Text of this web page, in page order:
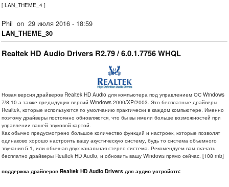
[ LAN_THEME_4 ]
Phil on 29 июля 2016 - 18:59
LAN_THEME_30
Realtek HD Audio Drivers R2.79 / 6.0.1.7756 WHQL
Новая версия драйверов Realtek HD Audio для компьютера под управлением ОС Windows
7/8,10 а также предыдущих версий Windows 2000/XP/2003. Это бесплатные драйверы
Realtek, которые используются по умолчанию практически в каждом компьютере. Именно
поэтому драйверы постоянно обновляются, что бы вы имели больше возможностей при
управлении вашей звуковой картой.
Как обычно предусмотрено большое количество функций и настроек, которые позволят
одинаково хорошо настроить вашу акустическую систему, будь то система объемного
звучания 5.1, или обычная двух канальная стерео система. Рекомендуем вам скачать
бесплатно драйверы Realtek HD Audio, и обновить вашу Windows прямо сейчас. [108 mb]
поддержка драйверов Realtek HD Audio Drivers для аудио устройств: